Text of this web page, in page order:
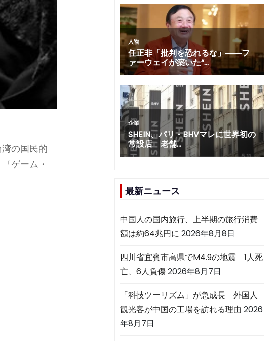
の国民的
ゲーム・
最新ニュース
中国人の国内旅行、上半期の旅行消費
額は約64兆円に 2026年8月8日
四川省宜賓市高県でM4.9の地震 1人死
亡、6人負傷2026年8月7日
「科技ツーリズム」が急成長 外国人
観光客が中国の工場を訪れる理由 2026
年8月7日